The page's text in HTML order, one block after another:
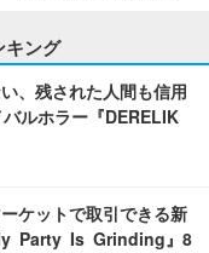
キング
、残された人間も信用
ルホラー『DERELIK
ケットで取引できる新
Party Is Grinding』8